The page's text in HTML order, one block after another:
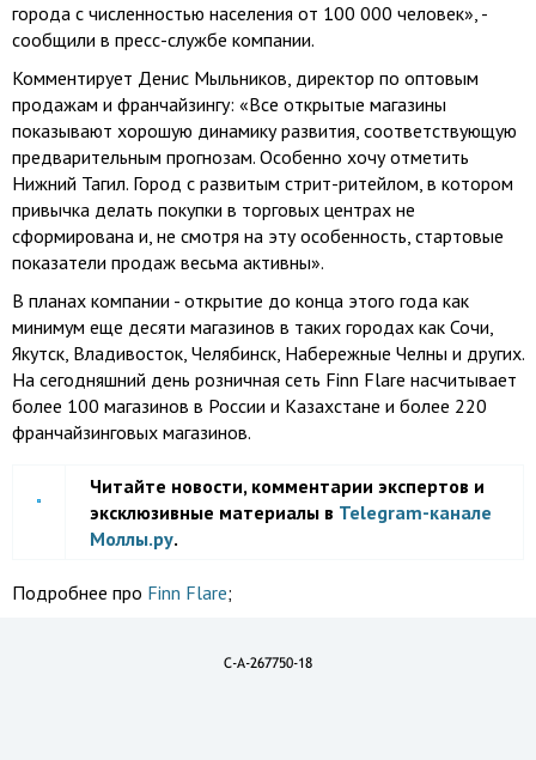
города с численностью населения от 100 000 человек», -
сообщили в пресс-службе компании.
Комментирует Денис Мыльников, директор по оптовым
продажам и франчайзингу: «Все открытые магазины
показывают хорошую динамику развития, соответствующую
предварительным прогнозам. Особенно хочу отметить
Нижний Тагил. Город с развитым стрит-ритейлом, в котором
привычка делать покупки в торговых центрах не
сформирована и, не смотря на эту особенность, стартовые
показатели продаж весьма активны».
В планах компании - открытие до конца этого года как
минимум еще десяти магазинов в таких городах как Сочи,
Якутск, Владивосток, Челябинск, Набережные Челны и других.
На сегодняшний день розничная сеть Finn Flare насчитывает
более 100 магазинов в России и Казахстане и более 220
франчайзинговых магазинов.
Читайте новости, комментарии экспертов и
эксклюзивные материалы в Telegram-канале
Моллы.ру.
Подробнее про Finn Flare;
C-A-267750-18